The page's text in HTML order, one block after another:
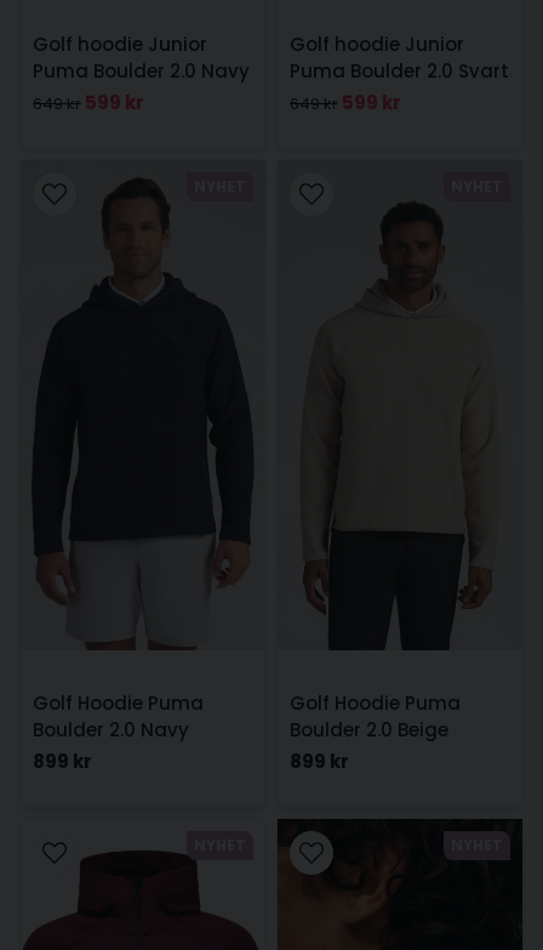
Golf hoodie Junior
Puma Boulder 2.0 Navy
649 kr 599 kr
Golf hoodie Junior
Puma Boulder 2.0 Svart
649 kr 599 kr
Golf Hoodie Puma
Boulder 2.0 Navy
899 kr
Golf Hoodie Puma
Boulder 2.0 Beige
899 kr